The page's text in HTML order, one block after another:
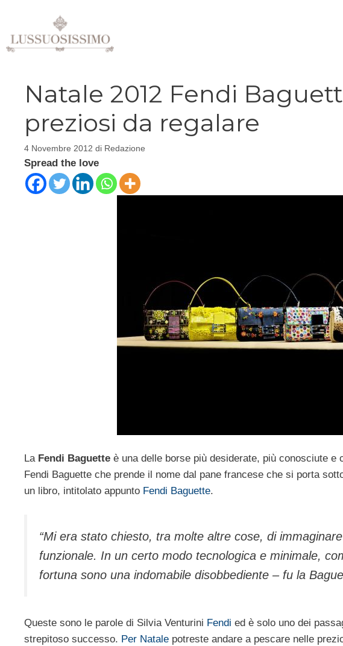
contenuto
Natale 2012 Fendi
preziosi da regalare
4 Novembre 2012 di Redazione
Spread the love
La Fendi Baguette è una delle borse più desiderate, più conosciute
Fendi Baguette che prende il nome dal pane francese che si porta
un libro, intitolato appunto Fendi Baguette.
“Mi era stato chiesto, tra molte altre cose, di
funzionale. In un certo modo tecnologica e minimale,
fortuna sono una indomabile disobbediente – fu la
Queste sono le parole di Silvia Venturini Fendi ed è solo uno dei
strepitoso successo. Per Natale potreste andare a pescare nelle